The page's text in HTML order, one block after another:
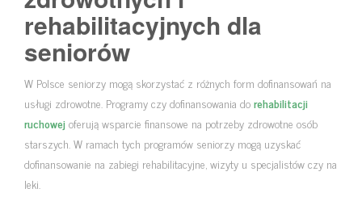
rehabilitacyjnych dla
seniorów
W Polsce seniorzy mogą skorzystać z różnych form dofinansowań na
usługi zdrowotne. Programy czy dofinansowania dorehabilitacji
ruchowejoferują wsparcie finansowe na potrzeby zdrowotne osób
starszych. W ramach tych programów seniorzy mogą uzyskać
dofinansowanie na zabiegi rehabilitacyjne, wizyty u specjalistów czy na
leki.